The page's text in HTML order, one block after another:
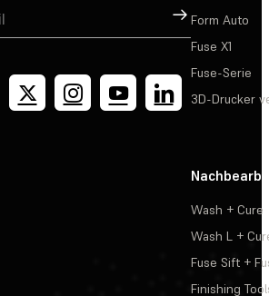
Registrieren
Form Auto
Fuse X1
Fuse-Serie
3D-Drucker
Wash + Cure
Wash L +
Fuse Sift +
Finishing